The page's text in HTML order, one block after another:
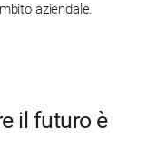
aziendale.
il futuro è